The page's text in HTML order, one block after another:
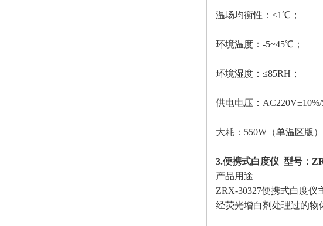
温场均衡性： ≤1℃；
环境温度： -5~45℃；
环境湿度： ≤85RH；
供电电压： AC220V±10%/
大耗： 550W（单温区版）
3.便携式白度仪 型号：
产品用途
ZRX-30327便携式白度
经荧光增白剂处理过的物